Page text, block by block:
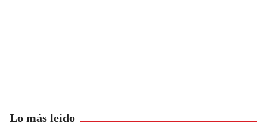
Lo más leído